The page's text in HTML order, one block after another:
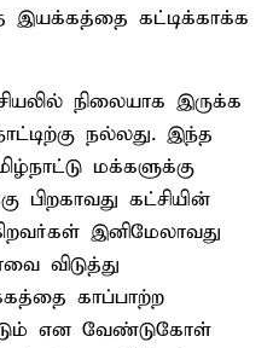
இயக்கத்தை கட்டிக்காக்க
நிலையாக இருக்க
நல்லது. இந்த
மக்களுக்கு
பிறகாவது கட்சியின்
இனிமேலாவது
விடுத்து
காப்பாற்ற
என வேண்டுகோள்